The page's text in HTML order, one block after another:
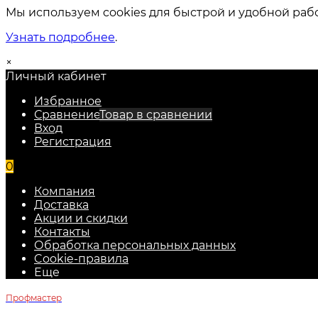
Мы используем cookies для быстрой и удобной
Узнать подробнее.
×
Личный кабинет
Избранное
СравнениеТовар в сравнении
Вход
Регистрация
0
Компания
Доставка
Акции и скидки
Контакты
Обработка персональных данных
Cookie-правила
Еще
Профмастер